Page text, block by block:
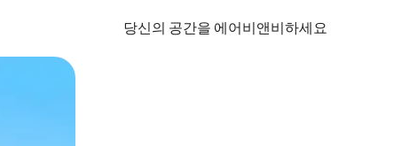
당신의 공간을 에어비앤비하세요